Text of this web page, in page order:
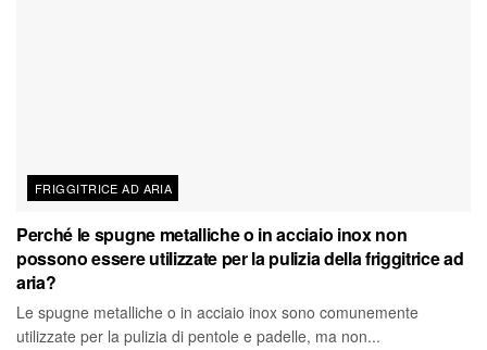
FRIGGITRICE AD ARIA
Perché le spugne metalliche o in acciaio inox non
possono essere utilizzate per la pulizia della friggitrice ad
aria?
Le spugne metalliche o in acciaio inox sono comunemente
utilizzate per la pulizia di pentole e padelle, ma non...